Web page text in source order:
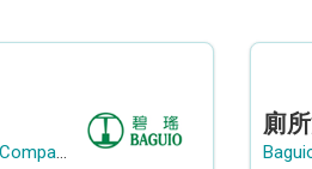
Baguio Cleaning Services Company Limited
廁